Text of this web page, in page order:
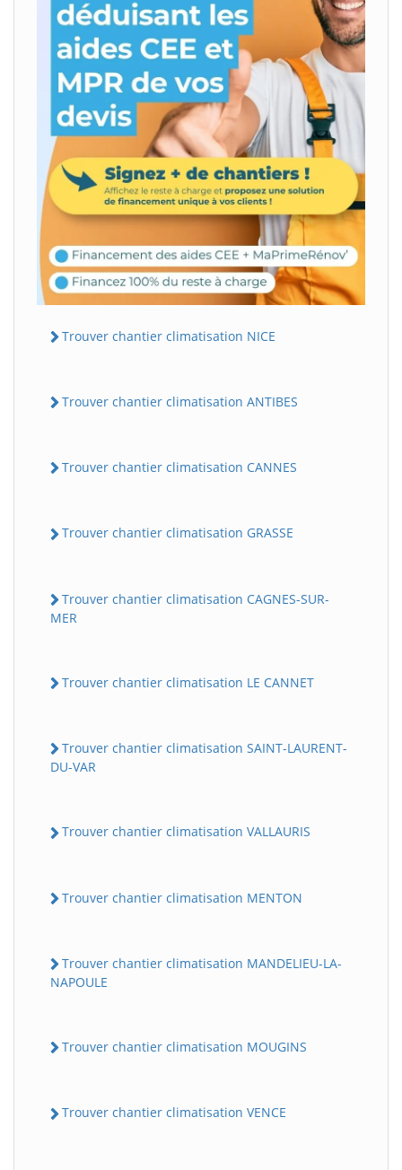
Trouver chantier climatisation NICE
Trouver chantier climatisation ANTIBES
Trouver chantier climatisation CANNES
Trouver chantier climatisation GRASSE
Trouver chantier climatisation CAGNES-SUR-
MER
Trouver chantier climatisation LE CANNET
Trouver chantier climatisation SAINT-LAURENT-
DU-VAR
Trouver chantier climatisation VALLAURIS
Trouver chantier climatisation MENTON
Trouver chantier climatisation MANDELIEU-LA-
NAPOULE
Trouver chantier climatisation MOUGINS
Trouver chantier climatisation VENCE